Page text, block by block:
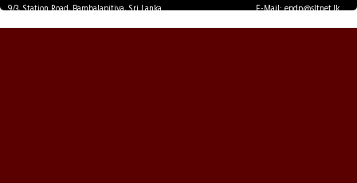
9/3, Station Road, Bambalapitiya, Sri Lanka.
E-Mail: epdp@sltnet.lk